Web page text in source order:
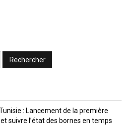
: Lancement de la première
suivre l’état des bornes en temps